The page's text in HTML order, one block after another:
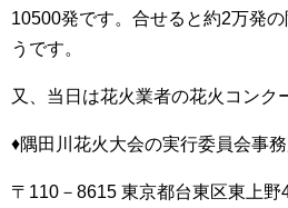
10500発です。合せると約2万発
うです。
又、当日は花火業者の花火コンク
♦隅田川花火大会の実行委員会事
〒110－8615 東京都台東区東上